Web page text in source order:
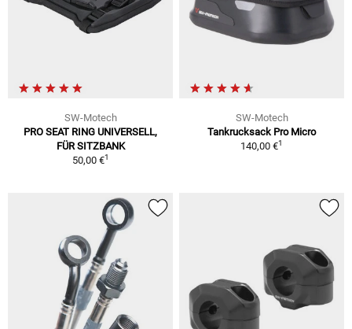
SW-Motech
PRO SEAT RING UNIVERSELL,
FÜR SITZBANK
50,00 €1
SW-Motech
Tankrucksack Pro Micro
140,00 €1